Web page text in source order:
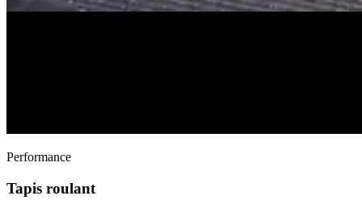
Performance
Tapis roulant